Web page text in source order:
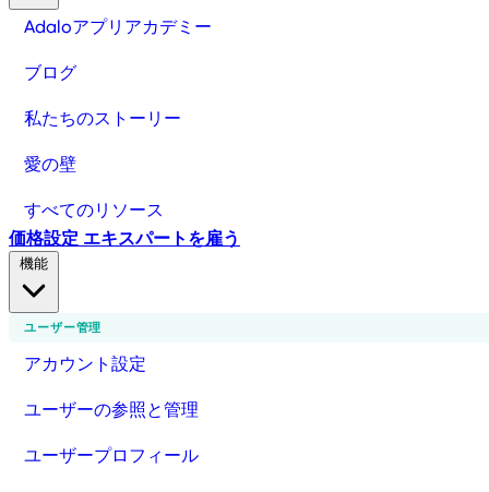
Adaloアプリアカデミー
ブログ
私たちのストーリー
愛の壁
すべてのリソース
価格設定 エキスパートを雇う
ユーザー管理
アカウント設定
ユーザーの参照と管理
ユーザープロフィール